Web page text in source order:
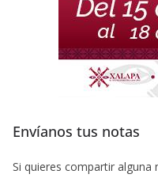
Envíanos tus notas
Si quieres compartir